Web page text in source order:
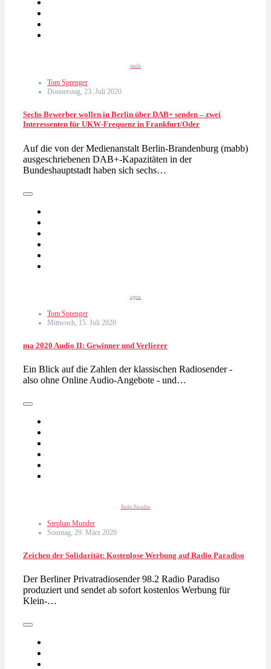
mabb
Tom Sprenger
Donnerstag, 23. Juli 2020
Sechs Bewerber wollen in Berlin über DAB+ senden – zwei
Interessenten für UKW-Frequenz in Frankfurt/Oder
Auf die von der Medienanstalt Berlin-Brandenburg (mabb)
ausgeschriebenen DAB+-Kapazitäten in der
Bundeshauptstadt haben sich sechs…
agma
Tom Sprenger
Mittwoch, 15. Juli 2020
ma 2020 Audio II: Gewinner und Verlierer
Ein Blick auf die Zahlen der klassischen Radiosender -
also ohne Online Audio-Angebote - und…
Radio Paradiso
Stephan Munder
Sonntag, 29. März 2020
Zeichen der Solidarität: Kostenlose Werbung auf Radio Paradiso
Der Berliner Privatradiosender 98.2 Radio Paradiso
produziert und sendet ab sofort kostenlos Werbung für
Klein-…